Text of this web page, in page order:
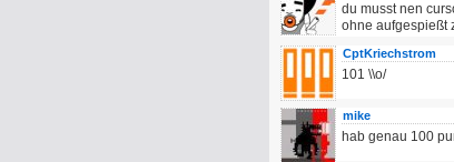
du musst nen
ohne aufgespießt
CptKriechstrom
101 \\o/
mike
hab genau 100